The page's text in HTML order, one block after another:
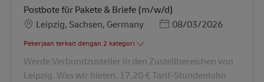
Postbote für Pakete & Briefe (m/w/d)
LokasiLeipzig, Sachsen, Germany Posted Date
08/03/2026
Pekerjaan terkait dengan 2 kategori
Werde Verbundzusteller in den Zustellbereichen von
Leipzig. Was wir bieten. 17,20 € Tarif-Stundenlohn